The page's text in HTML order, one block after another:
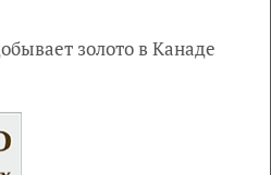
золото в Канаде